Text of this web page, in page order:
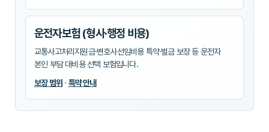
운전자보험 (형사·행정 비용)
교통사고처리지원금·변호사선임비용 특약·벌금 보장등 운전자
본인 부담 대비용 선택 보험입니다.
보장 범위 · 특약 안내